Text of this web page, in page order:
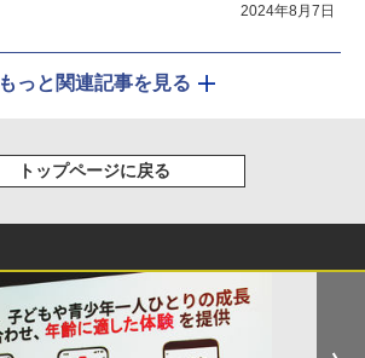
2024年8月7日
もっと関連記事を見る
トップページに戻る